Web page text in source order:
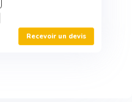
Recevoir un devis